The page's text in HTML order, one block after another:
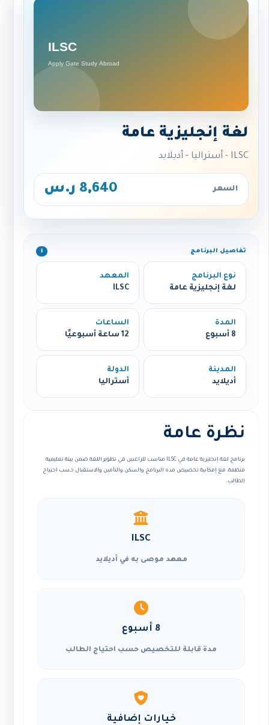
لغة إنجليزية عامة
ILSC - أستراليا - أديلايد
السعر 8,640 ر.س
تفاصيل البرنامج ℹ️
نوع البرنامج
لغة إنجليزية عامة
المعهد
ILSC
المدة
8 أسبوع
الساعات
12 ساعة أسبوعيًا
المدينة
أديلايد
الدولة
أستراليا
نظرة عامة
برنامج لغة إنجليزية عامة في ILSC مناسب للراغبين في تطوير اللغة ضمن بيئة تعليمية
منظمة، مع إمكانية تخصيص مدة البرنامج والسكن والتأمين والاستقبال حسب احتياج
الطالب.
ILSC
معهد موصى به في أديلايد
8 أسبوع
مدة قابلة للتخصيص حسب احتياج الطالب
خيارات إضافية